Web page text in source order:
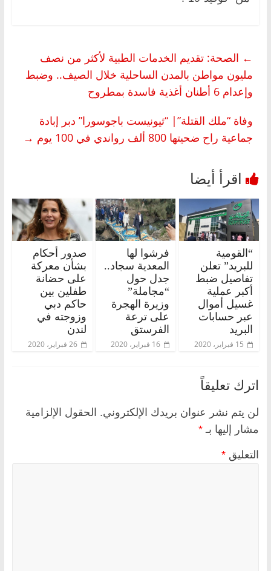
← الصحة: تقديم الخدمات الطبية لأكثر من نصف
مليون مواطن بالمدن الساحلية خلال الصيف.. وضبط
وإعدام 6 أطنان أغذية فاسدة بمطروح
وفاة “ملك القتلة”| “ثيونيست باجوسورا” دبر إبادة
جماعية راح ضحيتها 800 ألف رواندي في 100 يوم
→
“القومية
للبريد” تعلن
تفاصيل ضبط
أكبر عملية
غسيل أموال
عبر حسابات
البريد
15 فبراير، 2020
فرشوا لها
المعدية سجاد..
جدل حول
“مجاملة”
وزيرة الهجرة
على ترعة
الفرستق
16 فبراير، 2020
صدور أحكام
بشأن معركة
على حضانة
طفلين بين
حاكم دبي
وزوجته في
لندن
26 فبراير، 2020
اترك تعليقاً
لن يتم نشر عنوان بريدك الإلكتروني. الحقول الإلزامية
مشار إليها بـ *
التعليق *